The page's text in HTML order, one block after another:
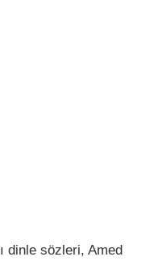
dinle sözleri, Amed